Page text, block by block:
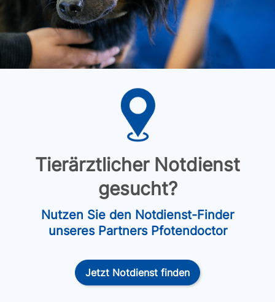
Tierärztlicher Notdienst
gesucht?
Nutzen Sie den Notdienst-Finder
unseres Partners Pfotendoctor
Jetzt Notdienst finden